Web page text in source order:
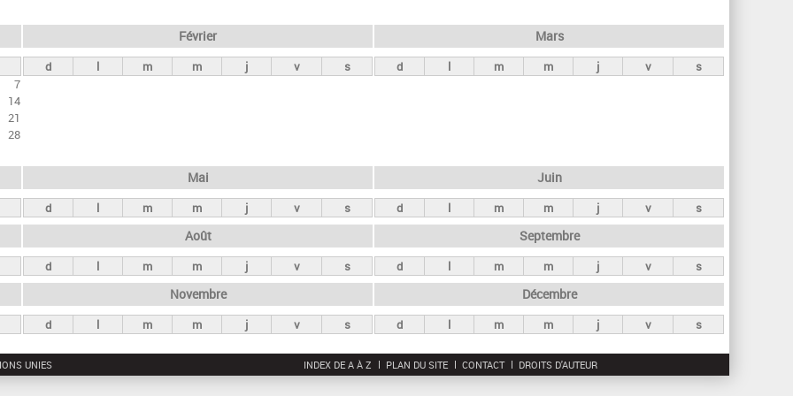
r
c
7
14
21
28
Février
d l m m j v s
Mars
d l m m j v s
Mai
d l m m j v s
Juin
d l m m j v s
Août
d l m m j v s
Septembre
d l m m j v s
Novembre
d l m m j v s
Décembre
d l m m j v s
UNIES INDEX DE A À Z PLAN DU SITE CONTACT DROITS D'AUTEUR